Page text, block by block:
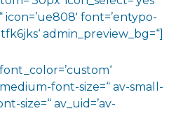
font=’entypo-
admin_preview_bg=“]
font-size=“ av-small-
size=“ av_uid=’av-